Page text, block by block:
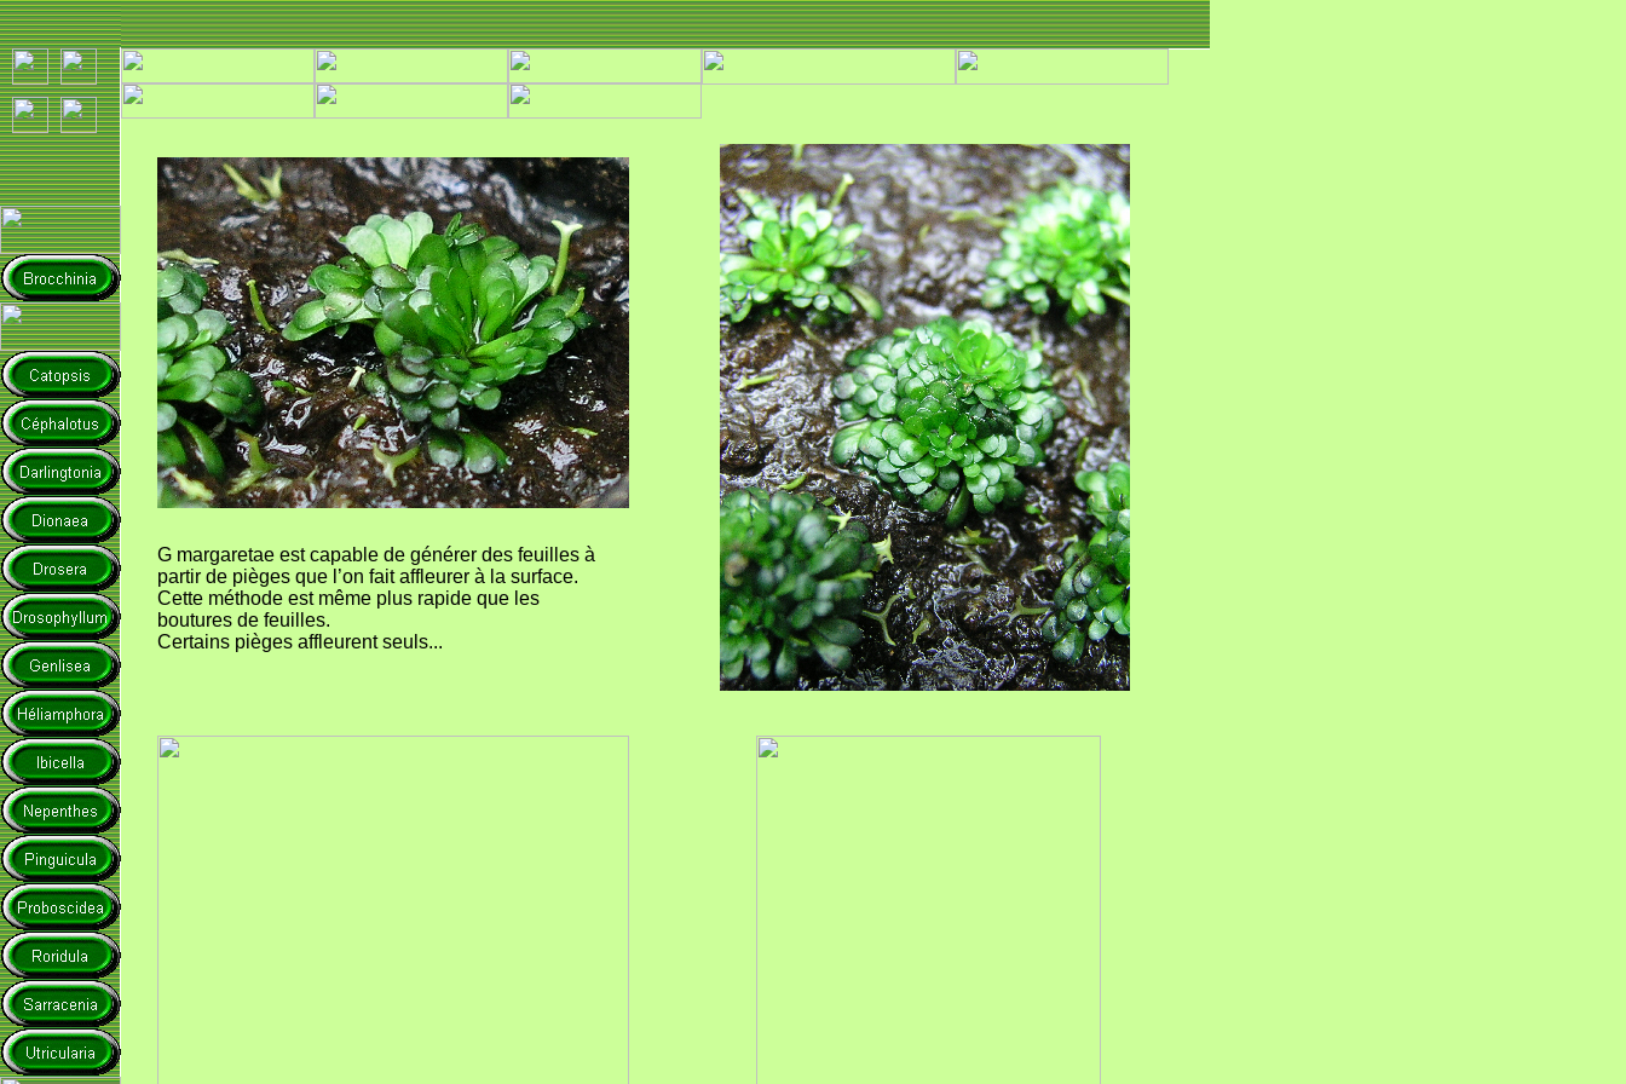
G margaretae est capable de générer des feuilles à
partir de pièges que l’on fait affleurer à la surface.
Cette méthode est même plus rapide que les
boutures de feuilles.
Certains pièges affleurent seuls...